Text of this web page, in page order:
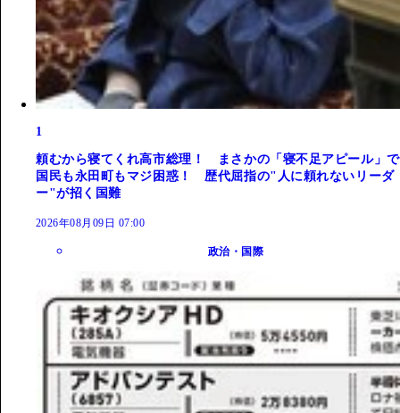
1
頼むから寝てくれ高市総理！ まさかの「寝不足アピール」で
国民も永田町もマジ困惑！ 歴代屈指の"人に頼れないリーダ
ー"が招く国難
2026年08月09日 07:00
政治・国際